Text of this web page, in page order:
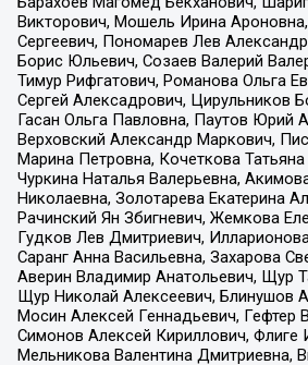
Викторович, Мошель Ирина
Сергеевич, Пономарев Лев
Борис Юльевич, Созаев Валерий
Тимур Рифгатович, Романова Ольга
Сергей Алексадрович, Цирульников
Гасан Ольга Павловна, Паутов Юрий
Верховский Александр Маркович,
Марина Петровна, Кочеткова
Чуркина Наталья Валерьевна,
Николаевна, Золотарева Екатерина
Рачинский Ян Збигневич, Жемкова
Гудков Лев Дмитриевич,
Саранг Анна Васильевна, Захарова
Аверин Владимир Анатольевич, Щур
Щур Николай Алексеевич, Блинушов
Мосин Алексей Геннадьевич, Гефтер
Симонов Алексей Кириллович, Флиге
Мельникова Валентина Дмитриевна,